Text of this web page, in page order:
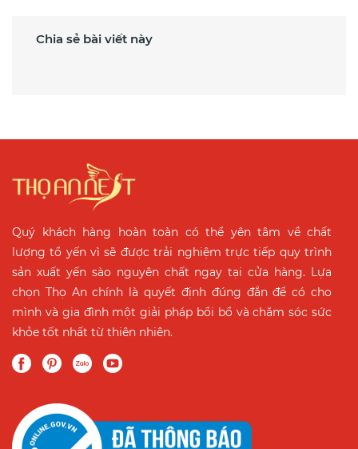
Chia sẻ bài viết này
Quý khách hàng hoàn toàn có thể yên tâm về chất
lượng tổ yến vì sẽ được trải nghiệm trực tiếp quy trình
sản xuất yến sào nguyên chất ngay tại cửa hàng. Lựa
chọn Thọ An chính là quyết định đúng đắn để có cho
mình và gia đình một giải pháp bồi bổ và chăm sóc sức
khỏe tốt nhất từ thiên nhiên.